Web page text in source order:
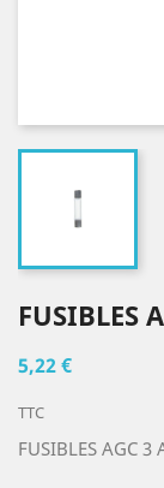
FUSIBLES
5,22 €
TTC
FUSIBLES AGC 3